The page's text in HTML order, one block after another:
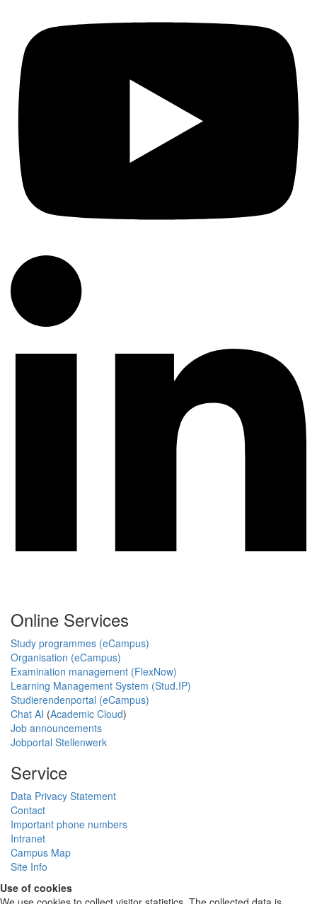
Online Services
Study programmes (eCampus)
Organisation (eCampus)
Examination management (FlexNow)
Learning Management System (Stud.IP)
Studierendenportal (eCampus)
Chat AI (Academic Cloud)
Job announcements
Jobportal Stellenwerk
Service
Data Privacy Statement
Contact
Important phone numbers
Intranet
Campus Map
Site Info
Use of cookies